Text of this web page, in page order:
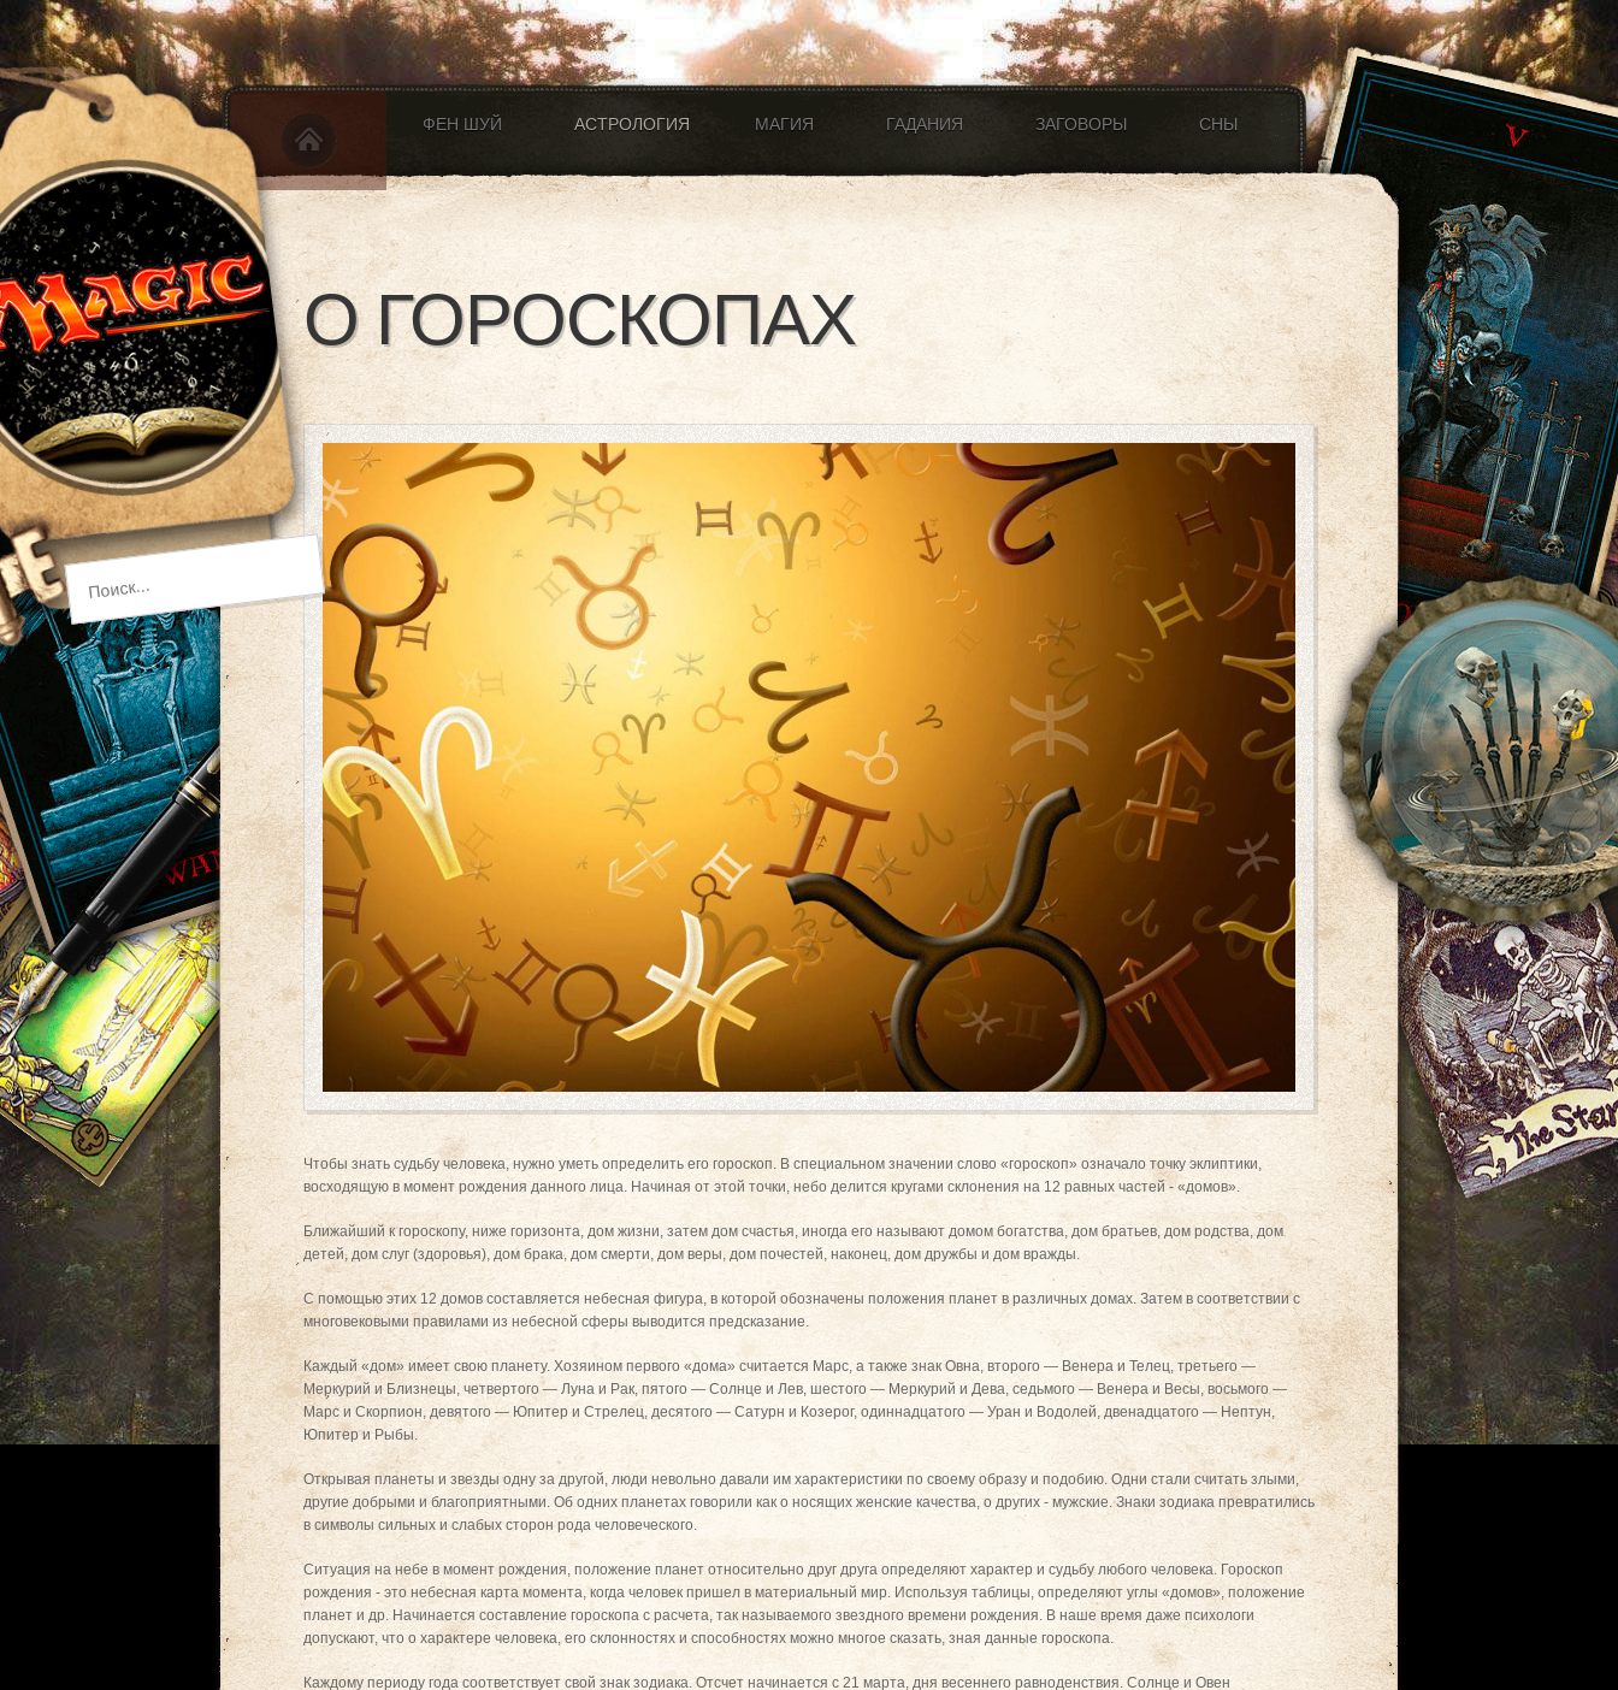
ФЕН ШУЙ АСТРОЛОГИЯ МАГИЯ ГАДАНИЯ ЗАГОВОРЫ СНЫ
О ГОРОСКОПАХ
Чтобы знать судьбу человека, нужно уметь определить его гороскоп. В специальном значении слово «гороскоп» означало точку эклиптики,
восходящую в момент рождения данного лица. Начиная от этой точки, небо делится кругами склонения на 12 равных частей - «домов».
Ближайший к гороскопу, ниже горизонта, дом жизни, затем дом счастья, иногда его называют домом богатства, дом братьев, дом родства, дом
детей, дом слуг (здоровья), дом брака, дом смерти, дом веры, дом почестей, наконец, дом дружбы и дом вражды.
С помощью этих 12 домов составляется небесная фигура, в которой обозначены положения планет в различных домах. Затем в соответствии с
многовековыми правилами из небесной сферы выводится предсказание.
Каждый «дом» имеет свою планету. Хозяином первого «дома» считается Марс, а также знак Овна, второго — Венера и Телец, третьего —
Меркурий и Близнецы, четвертого — Луна и Рак, пятого — Солнце и Лев, шестого — Меркурий и Дева, седьмого — Венера и Весы, восьмого —
Марс и Скорпион, девятого — Юпитер и Стрелец, десятого — Сатурн и Козерог, одиннадцатого — Уран и Водолей, двенадцатого — Нептун,
Юпитер и Рыбы.
Открывая планеты и звезды одну за другой, люди невольно давали им характеристики по своему образу и подобию. Одни стали считать злыми,
другие добрыми и благоприятными. Об одних планетах говорили как о носящих женские качества, о других - мужские. Знаки зодиака превратились
в символы сильных и слабых сторон рода человеческого.
Ситуация на небе в момент рождения, положение планет относительно друг друга определяют характер и судьбу любого человека. Гороскоп
рождения - это небесная карта момента, когда человек пришел в материальный мир. Используя таблицы, определяют углы «домов», положение
планет и др. Начинается составление гороскопа с расчета, так называемого звездного времени рождения. В наше время даже психологи
допускают, что о характере человека, его склонностях и способностях можно многое сказать, зная данные гороскопа.
Каждому периоду года соответствует свой знак зодиака. Отсчет начинается с 21 марта, дня весеннего равноденствия. Солнце и Овен